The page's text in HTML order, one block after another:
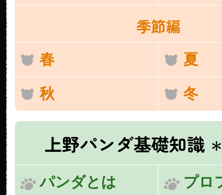
季節編
春 夏
秋 冬
上野パンダ基礎知識
パンダとは プロ